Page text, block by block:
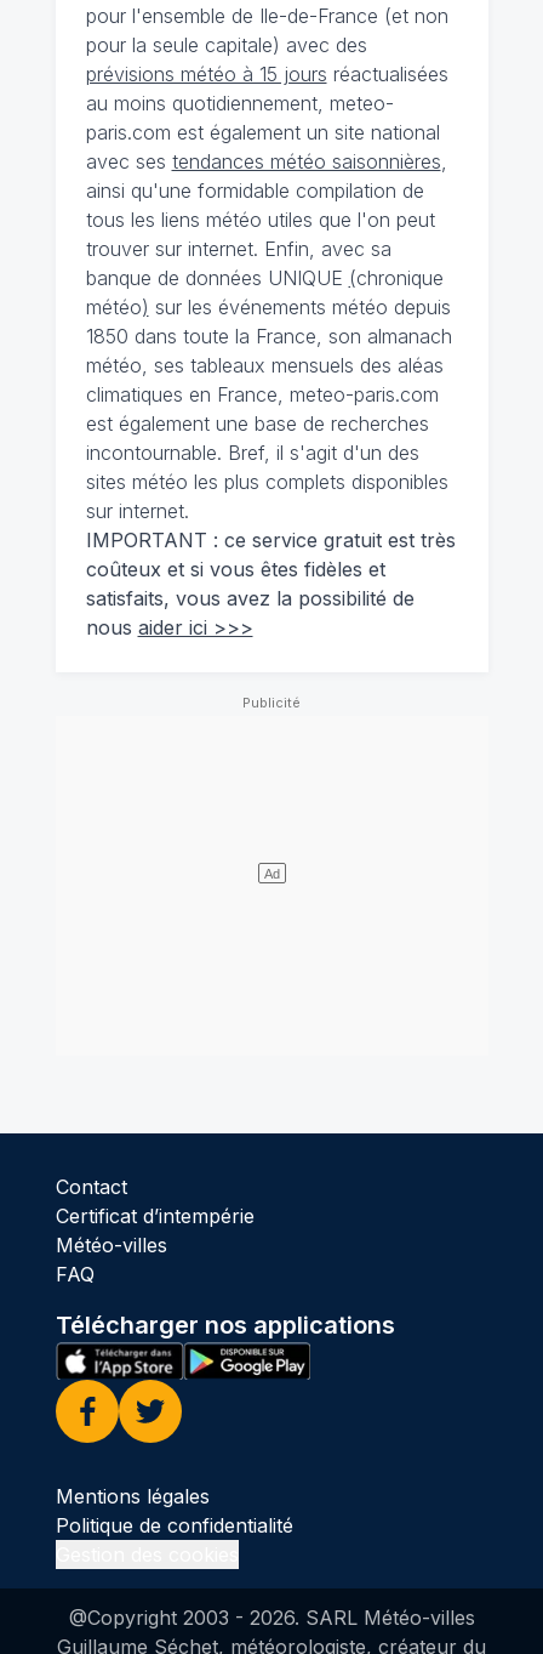
pour l'ensemble de Ile-de-France (et non
pour la seule capitale) avec des
prévisions météo à 15 jours réactualisées
au moins quotidiennement, meteo-
paris.com est également un site national
avec ses tendances météo saisonnières
ainsi qu'une formidable compilation de
tous les liens météo utiles que l'on peut
trouver sur internet. Enfin, avec sa
banque de données UNIQUE (chronique
météo) sur les événements météo depuis
1850 dans toute la France, son almanach
météo, ses tableaux mensuels des aléas
climatiques en France, meteo-paris.com
est également une base de recherches
incontournable. Bref, il s'agit d'un des
sites météo les plus complets disponibles
sur internet.
IMPORTANT : ce service gratuit est très
coûteux et si vous êtes fidèles et
satisfaits, vous avez la possibilité de
nous aider ici >>>
Contact
Certificat d’intempérie
Météo-villes
FAQ
Télécharger nos applications
Facebook
Twitter
Mentions légales
Politique de confidentialité
@Copyright 2003 - 2026. SARL Météo-villes
Guillaume Séchet, météorologiste, créateur du